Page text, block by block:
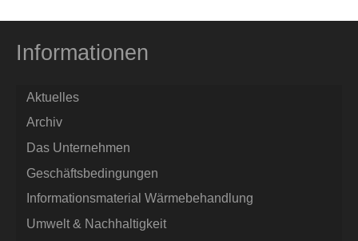
Informationen
Aktuelles
Archiv
Das Unternehmen
Geschäftsbedingungen
Informationsmaterial Wärmebehandlung
Umwelt & Nachhaltigkeit